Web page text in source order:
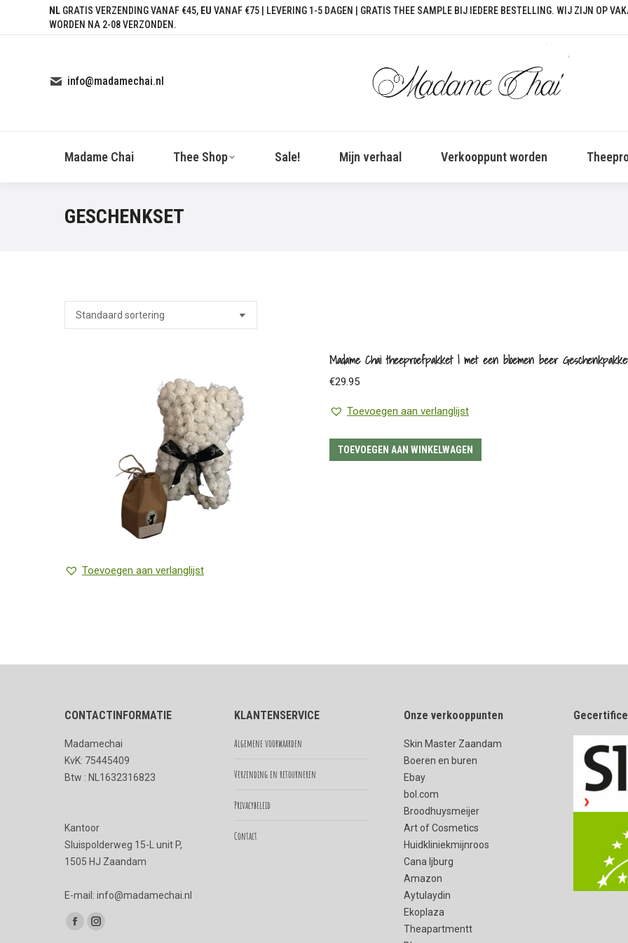
NL GRATIS VERZENDING VANAF €45, EU VANAF €75 | LEVERING 1-5 DAGEN | GRATIS THEE SAMPLE BIJ IEDERE BESTELLING. WIJ ZIJN OP
WORDEN NA 2-08 VERZONDEN.
info@madamechai.nl
Madame Chai Thee Shop Sale! Mijn verhaal Verkooppunt worden
GESCHENKSET
Toevoegen aan verlanglijst
Madame Chai theeproefpakket | met een bloemen beer
€29.95
Toevoegen aan verlanglijst
TOEVOEGEN AAN WINKELWAGEN
CONTACTINFORMATIE
Madamechai
KvK: 75445409
Btw : NL1632316823
Kantoor
Sluispolderweg 15-L unit P,
1505 HJ Zaandam
E-mail: info@madamechai.nl
Vind ons op:
FacebookInstagram
KLANTENSERVICE
Algemene voorwaarden
Verzending en retourneren
Privacybeleid
Contact
Onze verkooppunten
Skin Master Zaandam
Boeren en buren
Ebay
bol.com
Broodhuysmeijer
Art of Cosmetics
Huidkliniekmijnroos
Cana Ijburg
Amazon
Aytulaydin
Ekoplaza
Theapartmentt